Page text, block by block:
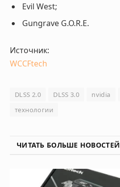
Evil West;
Gungrave G.O.R.E.
Источник:
WCCFtech
DLSS 2.0 DLSS 3.0 nvidia
технологии
ЧИТАТЬ БОЛЬШЕ НОВОСТЕЙ